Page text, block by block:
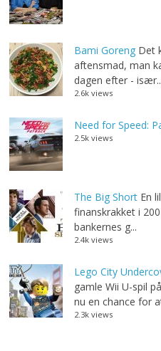
Bami Goreng Det
aftensmad, man
dagen efter -
2.6k views
Need for Speed:
2.5k views
The Big Short En
finanskrakket i
bankernes g...
2.4k views
Lego City
gamle Wii U-spil
nu en chance for
2.3k views